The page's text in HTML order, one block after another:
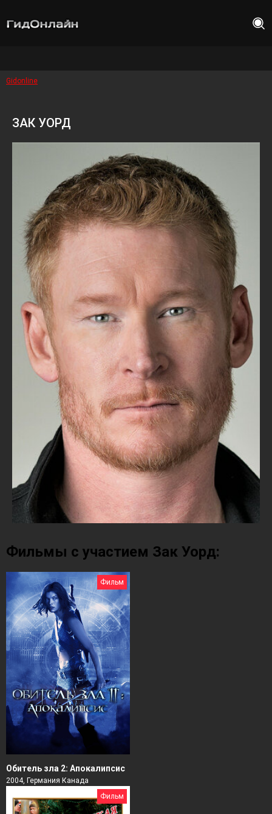
Gidonline
ЗАК УОРД
Фильмы с участием Зак Уорд:
Фильм
Обитель зла 2: Апокалипсис
2004, Германия Канада
Фильм